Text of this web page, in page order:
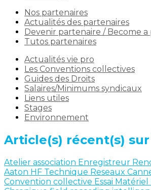
Nos partenaires
Actualités des partenaires
Devenir partenaire / Become
Tutos partenaires
Actualités vie pro
Les Conventions collectives
Guides des Droits
Salaires/Minimums syndicaux
Liens utiles
Stages
Environnement
Article(s) récent(s)
Atelier association Enregistreur
Aaton HF Technique Reseaux
Convention collective Essai Matériel